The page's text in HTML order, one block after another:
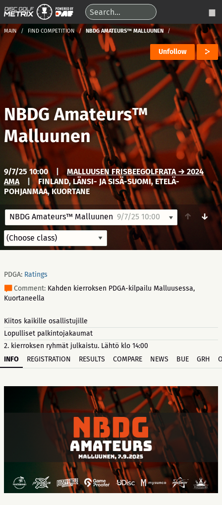
MAIN FIND COMPETITION NBDG AMATEURS™ MALLUUNEN
Unfollow
NBDG Amateurs™
Malluunen
9/7/25 10:00
MALLUUSEN FRISBEEGOLFRATA → 2024
AMA
FINLAND, LÄNSI- JA SISÄ-SUOMI, ETELÄ-
POHJANMAA, KUORTANE
NBDG Amateurs™ Malluunen 9/7/25 10:00 ↑ ↓
PDGA: Ratings
Comment: Kahden kierroksen PDGA-kilpailu Malluusessa,
Kuortaneella
Kiitos kaikille osallistujille
Lopulliset palkintojakaumat
2. kierroksen ryhmät julkaistu. Lähtö klo 14:00
INFO
REGISTRATION RESULTS COMPARE NEWS BUE GRH